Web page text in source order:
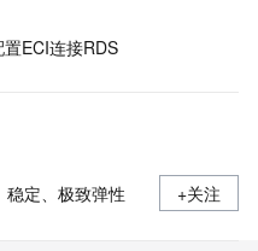
置ECI连接RDS
定、极致弹性 +关注